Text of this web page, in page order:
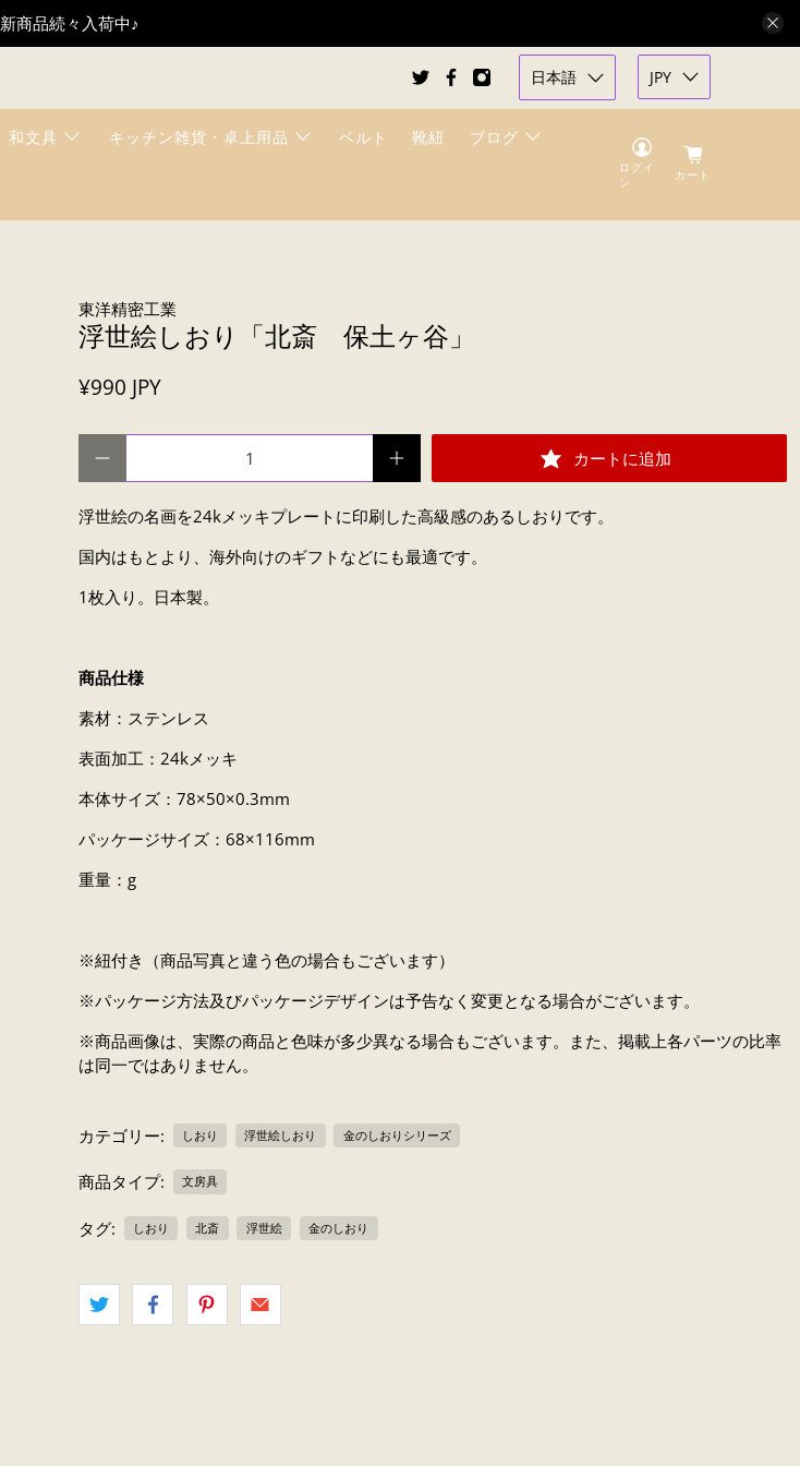
新商品続々入荷中♪
日本語 JPY
和文具 キッチン雑貨・卓上用品 ベルト 靴紐 ブログ
ログイ
ン
カート
東洋精密工業
浮世絵しおり「北斎 保土ヶ谷」
¥990 JPY
カートに追加
浮世絵の名画を24kメッキプレートに印刷した高級感のあるしおりです。
国内はもとより、海外向けのギフトなどにも最適です。
1枚入り。日本製。
商品仕様
素材：ステンレス
表面加工：24kメッキ
本体サイズ：78×50×0.3mm
パッケージサイズ：68×116mm
重量：g
※紐付き（商品写真と違う色の場合もございます）
※パッケージ方法及びパッケージデザインは予告なく変更となる場合がございます。
※商品画像は、実際の商品と色味が多少異なる場合もございます。また、掲載上各パーツの比率
は同一ではありません。
カテゴリー: しおり 浮世絵しおり 金のしおりシリーズ
商品タイプ: 文房具
タグ: しおり 北斎 浮世絵 金のしおり